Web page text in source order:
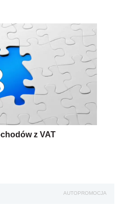
z VAT
AUTOPROMOCJA